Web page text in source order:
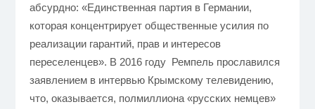
абсурдно: «Единственная партия в Германии,
которая концентрирует общественные усилия по
реализации гарантий, прав и интересов
переселенцев». В 2016 году Ремпель прославился
заявлением в интервью Крымскому телевидению,
что, оказывается, полмиллиона «русских немцев»